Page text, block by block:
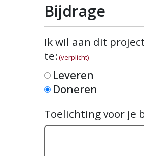
Bijdrage
Ik wil aan dit
te:(verplicht)
Leveren
Doneren
Toelichting voor je